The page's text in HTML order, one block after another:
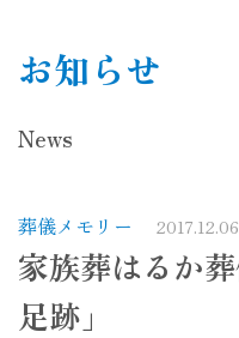
お知らせ
News
葬儀メモリー 2017.12.06
家族葬はるか
足跡」